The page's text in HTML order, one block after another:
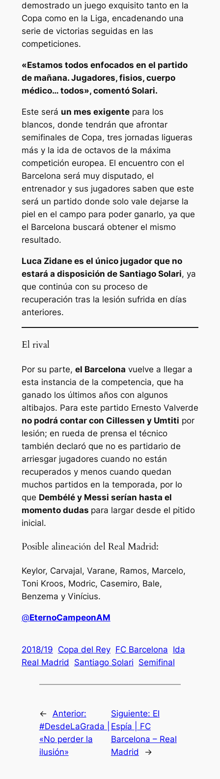
demostrado un juego exquisito tanto en la
Copa como en la Liga, encadenando una
serie de victorias seguidas en las
competiciones.
«Estamos todos enfocados en el partido
de mañana. Jugadores, fisios, cuerpo
médico… todos», comentó Solari.
Este será un mes exigentepara los
blancos, donde tendrán que afrontar
semifinales de Copa, tres jornadas ligueras
más y la ida de octavos de la máxima
competición europea. El encuentro con el
Barcelona será muy disputado, el
entrenador y sus jugadores saben que este
será un partido donde solo vale dejarse la
piel en el campo para poder ganarlo, ya que
el Barcelona buscará obtener el mismo
resultado.
Luca Zidane es el único jugador que no
estará a disposición de Santiago Solari, ya
que continúa con su proceso de
recuperación tras la lesión sufrida en días
anteriores.
El rival
Por su parte, el Barcelona vuelve a llegar a
esta instancia de la competencia, que ha
ganado los últimos años con algunos
altibajos. Para este partido Ernesto Valverde
no podrá contar con Cillessen y Umtiti por
lesión; en rueda de prensa el técnico
también declaró que no es partidario de
arriesgar jugadores cuando no están
recuperados y menos cuando quedan
muchos partidos en la temporada, por lo
que Dembélé y Messi serían hasta el
momento dudas para largar desde el pitido
inicial.
Posible alineación del Real Madrid:
Keylor, Carvajal, Varane, Ramos, Marcelo,
Toni Kroos, Modric, Casemiro, Bale,
Benzema y Vinícius.
@EternoCampeonAM
2018/19 Copa del Rey FC Barcelona Ida
Real Madrid
Santiago Solari Semifinal
←
Anterior:
#DesdeLaGrada |
«No perder la
ilusión»
Siguiente: El
Espía | FC
Barcelona – Real
Madrid
→